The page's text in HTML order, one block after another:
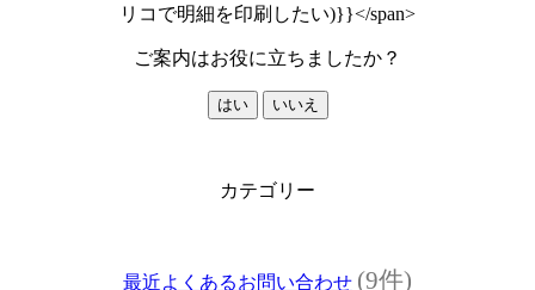
リコで明細を印刷したい)}}</span>
ご案内はお役に立ちましたか？
はい いいえ
カテゴリー
最近よくあるお問い合わせ (9件)